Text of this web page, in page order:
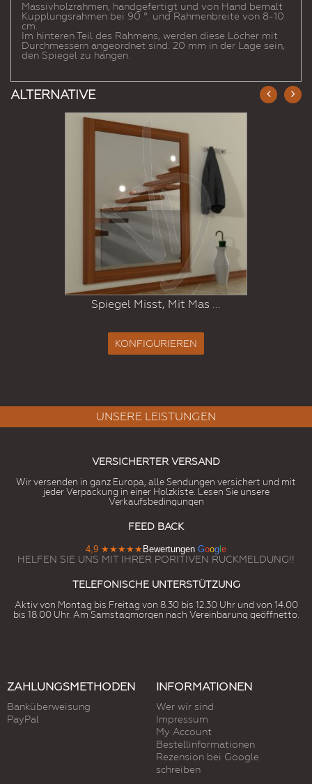
Massivholzrahmen, handgefertigt und von Hand bemalt
Kupplungsrahmen bei 90 °. und Rahmenbreite von 8-10
cm.
Im hinteren Teil des Rahmens, werden diese Löcher mit
Durchmessern angeordnet sind. 20 mm in der Lage sein,
den Spiegel zu hängen.
ALTERNATIVE
Spiegel Misst, Mit Mas ...
KONFIGURIEREN
UNSERE LEISTUNGEN
VERSICHERTER VERSAND
Wir versenden in ganz Europa, alle Sendungen versichert und mit
jeder Verpackung in einer Holzkiste. Lesen Sie unsere
Verkaufsbedingungen
FEED BACK
4,9 ★★★★★ Bewertungen Goog e
HELFEN SIE UNS MIT IHRER PORITIVEN RUCKMELDUNG!!
TELEFONISCHE UNTERSTÜTZUNG
Aktiv von Montag bis Freitag von 8.30 bis 12.30 Uhr und von 14.00
bis 18.00 Uhr. Am Samstagmorgen nach Vereinbarung geöffnetto.
ZAHLUNGSMETHODEN
Banküberweisung
PayPal
INFORMATIONEN
Wer wir sind
Impressum
My Account
Bestellinformationen
Rezension bei Google
schreiben